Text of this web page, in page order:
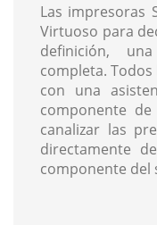
Las impresoras
Virtuoso para
definición,
completa.
con una
componente
canalizar las
directamente
componente del